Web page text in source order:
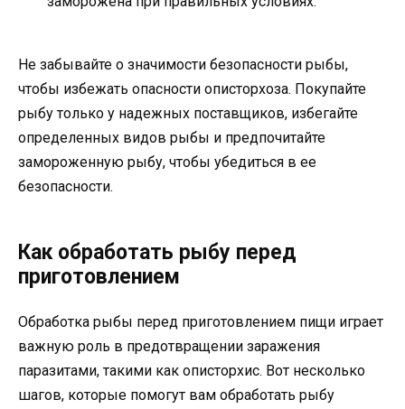
Не забывайте о значимости безопасности рыбы,
чтобы избежать опасности описторхоза. Покупайте
рыбу только у надежных поставщиков, избегайте
определенных видов рыбы и предпочитайте
замороженную рыбу, чтобы убедиться в ее
безопасности.
Как обработать рыбу перед
приготовлением
Обработка рыбы перед приготовлением пищи играет
важную роль в предотвращении заражения
паразитами, такими как описторхис. Вот несколько
шагов, которые помогут вам обработать рыбу